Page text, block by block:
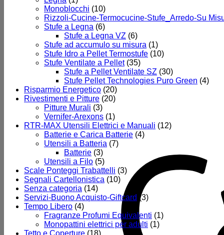
Monoblocchi (10)
Rizzoli-Cucine-Termocucine-Stufe_Arredo-Su
Stufe a Legna (6)
Stufe a Legna VZ (6)
Stufe ad accumulo su misura (1)
Stufe Idro a Pellet Termostufe (10)
Stufe Ventilate a Pellet (35)
Stufe a Pellet Ventilate SZ (30)
Stufe Pellet Technologies Puro Green (4)
Risparmio Energetico (20)
Rivestimenti e Pitture (20)
Pitture Murali (3)
Vernifer-Arexons (1)
RTR-MAX Utensili Elettrici e Manuali (12)
Batterie e Carica Batterie (4)
Utensili a Batteria (7)
Batterie (3)
Utensili a Filo (5)
Scale Ponteggi Trabattelli (3)
Segnali Cartellonistica (10)
Senza categoria (14)
Servizi-Buono Acquisto-Giftcard (3)
Tempo Libero (4)
Fragranze Profumi Equivalenti (1)
Monopattini elettrici per adulti (1)
Tetto e Coperture (18)